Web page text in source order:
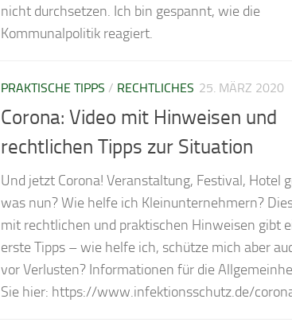
nicht durchsetzen. Ich bin gespannt, wie die
Kommunalpolitik reagiert.
PRAKTISCHE TIPPS / RECHTLICHES 25. MÄRZ 2020
Corona: Video mit Hinweisen und
rechtlichen Tipps zur Situation
Und jetzt Corona! Veranstaltung, Festival, Hotel
was nun? Wie helfe ich Kleinunternehmern?
mit rechtlichen und praktischen Hinweisen gibt
erste Tipps – wie helfe ich, schütze mich aber
vor Verlusten? Informationen für die
Sie hier: https://www.infektionsschutz.de/